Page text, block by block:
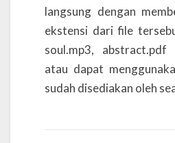
langsung dengan
ekstensi dari file
soul.mp3, abstract.pdf
atau dapat
sudah disediakan oleh